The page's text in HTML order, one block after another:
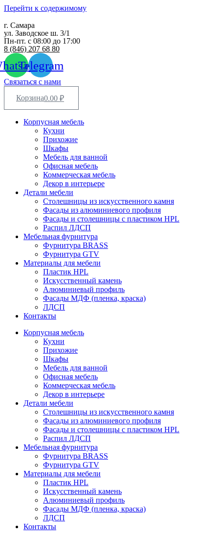
Перейти к содержимому
г. Самара
ул. Заводское ш. 3/1
Пн-пт. с 08:00 до 17:00
8 (846) 207 68 80
Telegram
Связаться с нами
0.00 ₽
Корзина
Корпусная мебель
Кухни
Прихожие
Шкафы
Мебель для ванной
Офисная мебель
Коммерческая мебель
Декор в интерьере
Детали мебели
Столешницы из искусственного камня
Фасады из алюминиевого профиля
Фасады и столешницы с пластиком HPL
Распил ЛДСП
Мебельная фурнитура
Фурнитура BRASS
Фурнитура GTV
Материалы для мебели
Пластик HPL
Искусственный камень
Алюминиевый профиль
Фасады МДФ (пленка, краска)
ЛДСП
Контакты
Корпусная мебель
Кухни
Прихожие
Шкафы
Мебель для ванной
Офисная мебель
Коммерческая мебель
Декор в интерьере
Детали мебели
Столешницы из искусственного камня
Фасады из алюминиевого профиля
Фасады и столешницы с пластиком HPL
Распил ЛДСП
Мебельная фурнитура
Фурнитура BRASS
Фурнитура GTV
Материалы для мебели
Пластик HPL
Искусственный камень
Алюминиевый профиль
Фасады МДФ (пленка, краска)
ЛДСП
Контакты